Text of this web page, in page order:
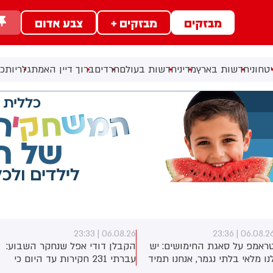
מבזקים מבזקים + צבע אדום
חדשות בארץמדיניחדשות בעולםחרדיםברוך דיין האמתגלריות
06.08.26 |
על סאגת החימושים: יש
מלאי בלתי נגמר, אנחנו תמיד
06.08.26 | 23:33
הקבלן דודי אפל שנחקר השבוע:
עברתי 231 חקירות עד היום כי